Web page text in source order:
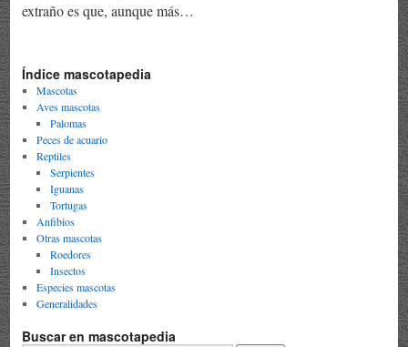
extraño es que, aunque más…
Índice mascotapedia
Mascotas
Aves mascotas
Palomas
Peces de acuario
Reptiles
Serpientes
Iguanas
Tortugas
Anfibios
Otras mascotas
Roedores
Insectos
Especies mascotas
Generalidades
Buscar en mascotapedia